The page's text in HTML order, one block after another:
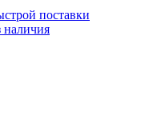
поставки